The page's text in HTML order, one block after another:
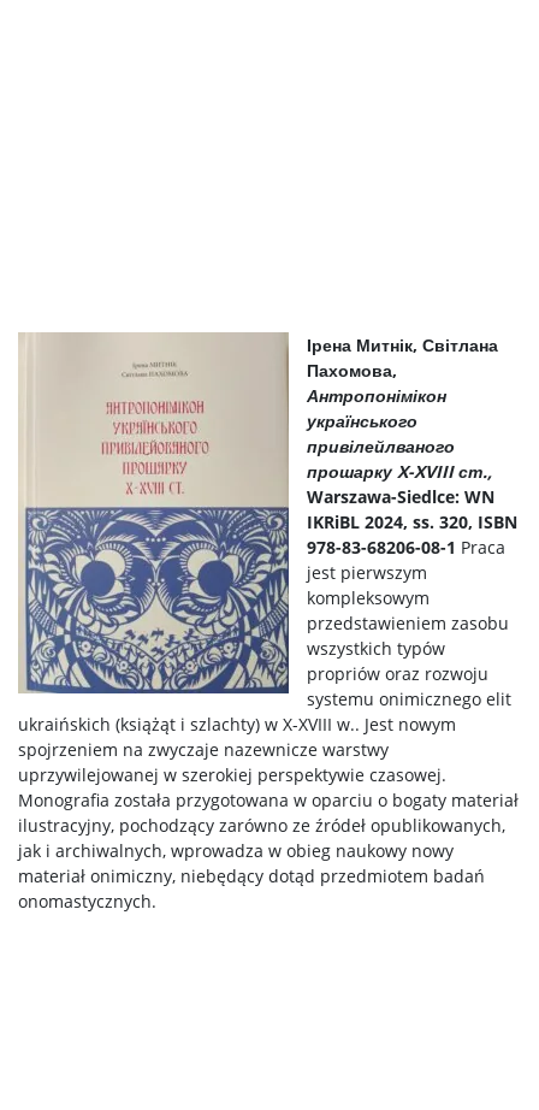
Ірена Митнік, Світлана
Пахомова,
Антропонімікон
українського
привілейлваного
прошарку X-XVIIIст.,
Warszawa-Siedlce: WN
IKRiBL 2024, ss. 320, ISBN
978-83-68206-08-1 Praca
jest pierwszym
kompleksowym
przedstawieniem zasobu
wszystkich typów
propriów oraz rozwoju
systemu onimicznego elit
ukraińskich (książąt i szlachty) w X-XVIII w.. Jest nowym
spojrzeniem na zwyczaje nazewnicze warstwy
uprzywilejowanej w szerokiej perspektywie czasowej.
Monografia została przygotowana w oparciu o bogaty materiał
ilustracyjny, pochodzący zarówno ze źródeł opublikowanych,
jak i archiwalnych, wprowadza w obieg naukowy nowy
materiał onimiczny, niebędący dotąd przedmiotem badań
onomastycznych.